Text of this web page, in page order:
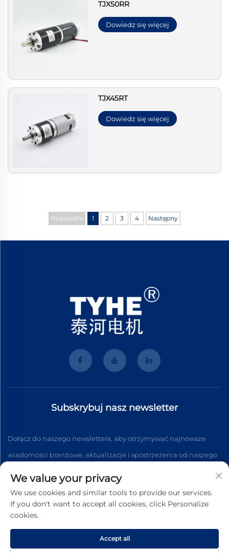
TJX50RR
Dowiedz się więcej
TJX45RT
Dowiedz się więcej
Poprzedni 1 2 3 4 Następny
Subskrybuj nasz newsletter
Dołącz do naszego newslettera, aby otrzymywać najnowsze
wiadomości branżowe, aktualizacje i spostrzeżenia od naszego
Subskrybuj
Copyright © 2026 Wenzhou Tyhe Motor Co.,ltd. Wszystkie prawa
We value your privacy
We use cookies and similar tools to provide our services.
If you don't want to accept all cookies, click Personalize
cookies.
Accept all